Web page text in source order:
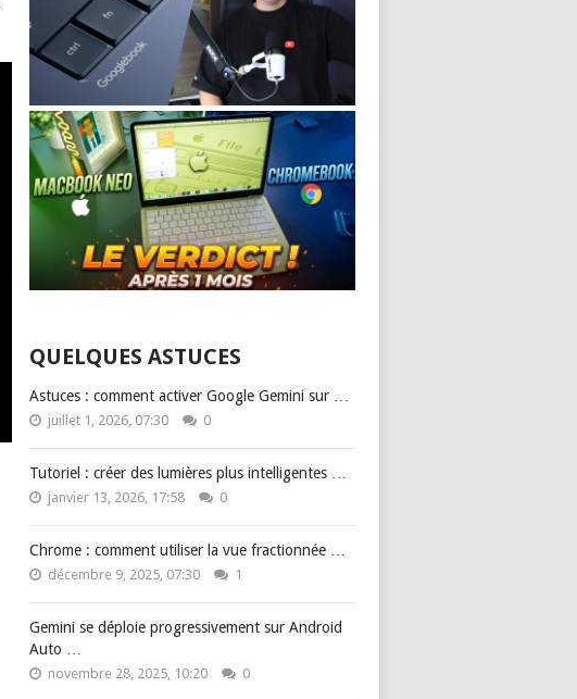
QUELQUES ASTUCES
Astuces : comment activer Google Gemini sur …
juillet 1, 2026, 07:30 0
Tutoriel : créer des lumières plus intelligentes …
janvier 13, 2026, 17:58 0
Chrome : comment utiliser la vue fractionnée …
décembre 9, 2025, 07:30 1
Gemini se déploie progressivement sur Android
Auto …
novembre 28, 2025, 10:20 0